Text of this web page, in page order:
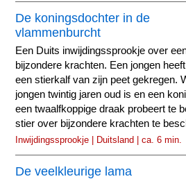
De koningsdochter in de
vlammenburcht
Een Duits inwijdingssprookje over
bijzondere krachten. Een jongen
een stierkalf van zijn peet gekregen.
jongen twintig jaren oud is en een
een twaalfkoppige draak probeert te
stier over bijzondere krachten te
Inwijdingssprookje | Duitsland | ca. 6 min.
De veelkleurige lama